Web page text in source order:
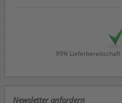
99%
Newsletter anfordern